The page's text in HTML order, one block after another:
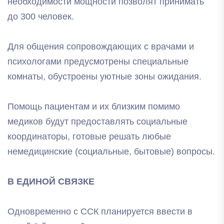
до 300 человек.
Для общения сопровождающих с врачами и
психологами предусмотрены специальные
комнаты, обустроены уютные зоны ожидания.
Помощь пациентам и их близким помимо
медиков будут предоставлять социальные
координаторы, готовые решать любые
немедицинские (социальные, бытовые) вопросы.
В ЕДИНОЙ СВЯЗКЕ
Одновременно с ССК планируется ввести в